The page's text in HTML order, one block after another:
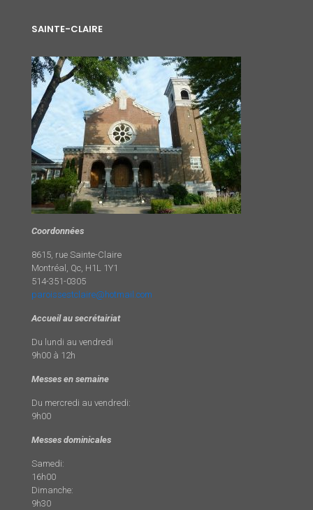
SAINTE-CLAIRE
Coordonnées
8615, rue Sainte-Claire
Montréal, Qc, H1L 1Y1
514-351-0305
paroissestclaire@hotmail.com
Accueil au secrétairiat
Du lundi au vendredi
9h00 à 12h
Messes en semaine
Du mercredi au vendredi:
9h00
Messes dominicales
Samedi:
16h00
Dimanche:
9h30